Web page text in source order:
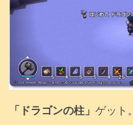
「ドラゴンの柱」 ゲット。